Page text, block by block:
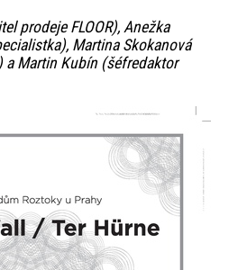
prodeje FLOOR), Anežka
Martina Skokanová
a Martin Kubín (šéfredaktor